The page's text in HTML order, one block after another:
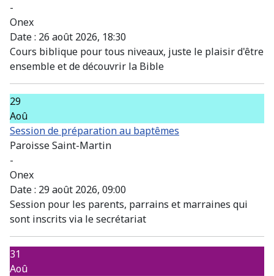
-
Onex
Date : 26 août 2026, 18:30
Cours biblique pour tous niveaux, juste le plaisir d'être
ensemble et de découvrir la Bible
29
Aoû
Session de préparation au baptêmes
Paroisse Saint-Martin
-
Onex
Date : 29 août 2026, 09:00
Session pour les parents, parrains et marraines qui
sont inscrits via le secrétariat
31
Aoû